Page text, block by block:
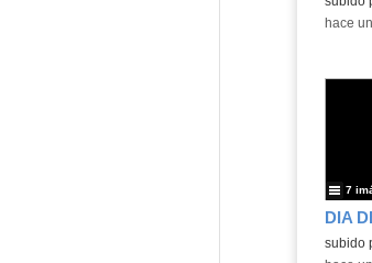
-hace
DIA
subido
7